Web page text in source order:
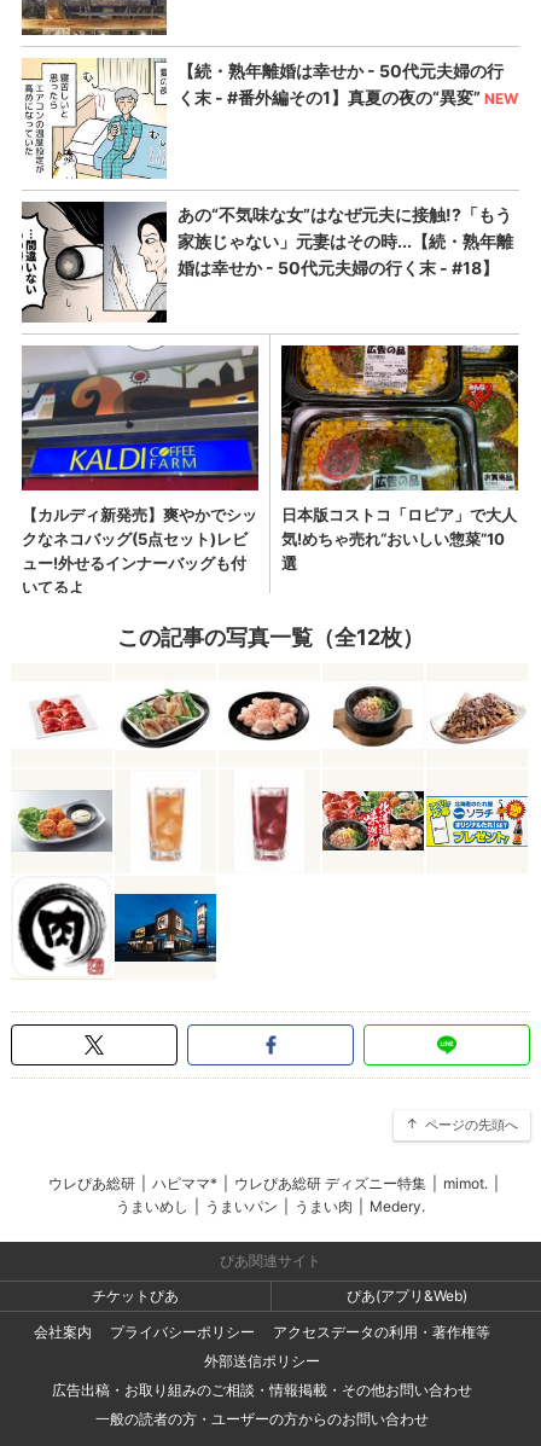
この記事の写真一覧（全12枚）
ページの先頭へ
ウレぴあ総研 ハピママ* ウレぴあ総研 ディズニー特集 mimot.
うまいめし
うまいパン うまい肉 Medery.
ぴあ関連サイト
チケットぴあ
ぴあ(アプリ&Web)
会社案内
プライバシーポリシー
アクセスデータの利用・著作権等
外部送信ポリシー
広告出稿・お取り組みのご相談・情報掲載・その他お問い合わせ
一般の読者の方・ユーザーの方からのお問い合わせ